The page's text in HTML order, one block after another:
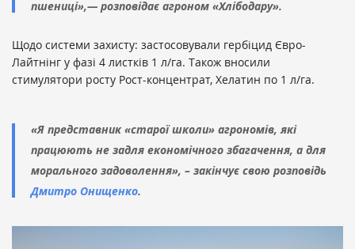
пшениці»,— розповідає агроном «Хлібодару».
Щодо системи захисту: застосовували гербіцид Євро-
Лайтнінг у фазі 4 листків 1 л/га. Також вносили
стимулятори росту Рост-концентрат, Хелатин по 1 л/га.
«Я представник «старої школи» агрономів, які
працюють не задля економічного збагачення, а для
морального задоволення», – закінчує свою розповідь
Дмитро Онищенко.